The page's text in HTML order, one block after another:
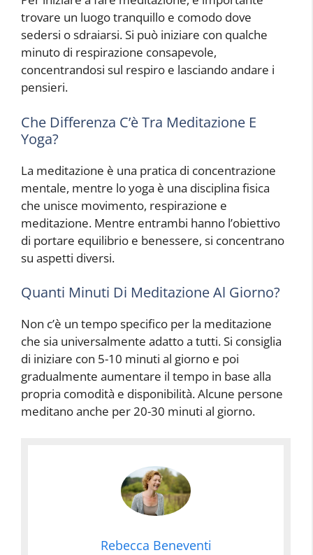
trovare un luogo tranquillo e comodo dove
sedersi o sdraiarsi. Si può iniziare con qualche
minuto di respirazione consapevole,
concentrandosi sul respiro e lasciando andare i
pensieri.
Che Differenza C’è Tra Meditazione E
Yoga?
La meditazione è una pratica di concentrazione
mentale, mentre lo yoga è una disciplina fisica
che unisce movimento, respirazione e
meditazione. Mentre entrambi hanno l’obiettivo
di portare equilibrio e benessere, si concentrano
su aspetti diversi.
Quanti Minuti Di Meditazione Al Giorno?
Non c’è un tempo specifico per la meditazione
che sia universalmente adatto a tutti. Si consiglia
di iniziare con 5-10 minuti al giorno e poi
gradualmente aumentare il tempo in base alla
propria comodità e disponibilità. Alcune persone
meditano anche per 20-30 minuti al giorno.
Rebecca Beneventi